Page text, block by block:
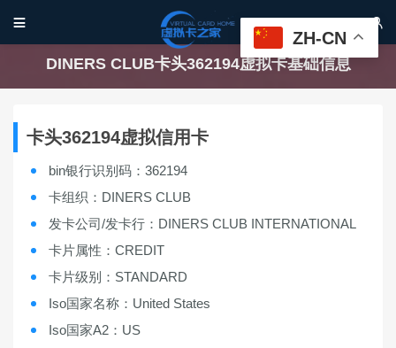
 
DINERS CLUB卡头362194虚拟卡基础信息
卡头362194虚拟信用卡
bin银行识别码：362194
卡组织：DINERS CLUB
发卡公司/发卡行：DINERS CLUB INTERNATIONAL
卡片属性：CREDIT
卡片级别：STANDARD
Iso国家名称：United States
Iso国家A2：US
ZH-CN